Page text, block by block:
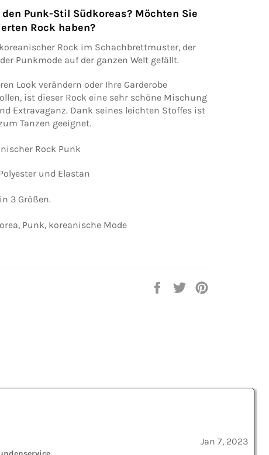
Punk-Stil Südkoreas? Möchten Sie
Rock haben?
Rock im Schachbrettmuster, der
Punkmode auf der ganzen Welt gefällt.
Look verändern oder Ihre Garderobe
ist dieser Rock eine sehr schöne Mischung
Extravaganz. Dank seines leichten Stoffes ist
Tanzen geeignet.
Rock Punk
und Elastan
3 Größen.
Punk, koreanische Mode
Auf
Auf
Jan 7, 2023